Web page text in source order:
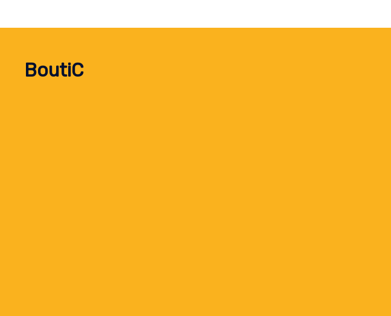
BoutiC